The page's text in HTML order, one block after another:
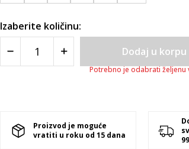
Izaberite količinu:
Dodaj u korpu
Potrebno je odabrati željenu
Proizvod je moguće
vratiti u roku od 15 dana